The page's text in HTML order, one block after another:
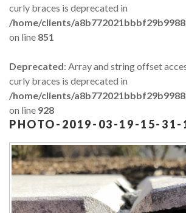
curly braces is deprecated in
/home/clients/
on line 851
Deprecated: Array and string offset
curly braces is deprecated in
/home/clients/
on line 928
PHOTO-2019-03-19-15-31-
your
username?